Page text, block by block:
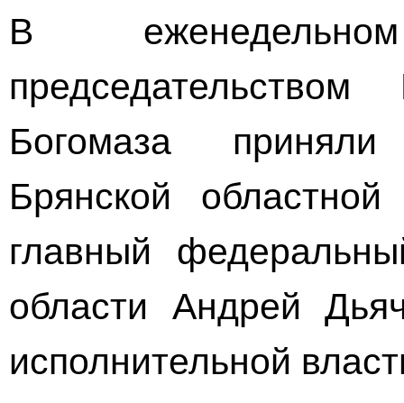
В
Богомаза
Брянской
главный
области Андрей
исполнительной